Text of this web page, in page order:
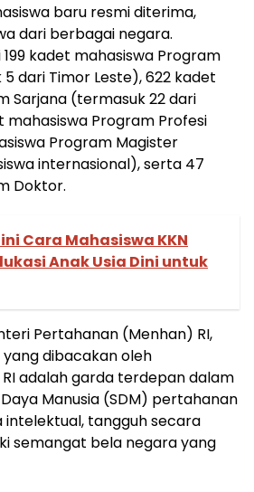
baru resmi diterima,
dari berbagai negara.
kadet mahasiswa Program
dari Timor Leste), 622 kadet
Sarjana (termasuk 22 dari
mahasiswa Program Profesi
Program Magister
internasional), serta 47
Doktor.
Cara Mahasiswa KKN
Anak Usia Dini untuk
Pertahanan (Menhan) RI,
yang dibacakan oleh
adalah garda terdepan dalam
Manusia (SDM) pertahanan
intelektual, tangguh secara
semangat bela negara yang